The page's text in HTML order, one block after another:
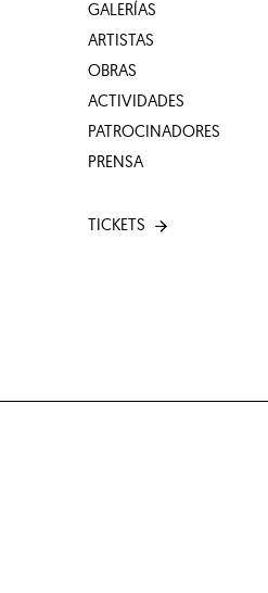
GALERÍAS
ARTISTAS
OBRAS
ACTIVIDADES
PATROCINADORES
PRENSA
TICKETS